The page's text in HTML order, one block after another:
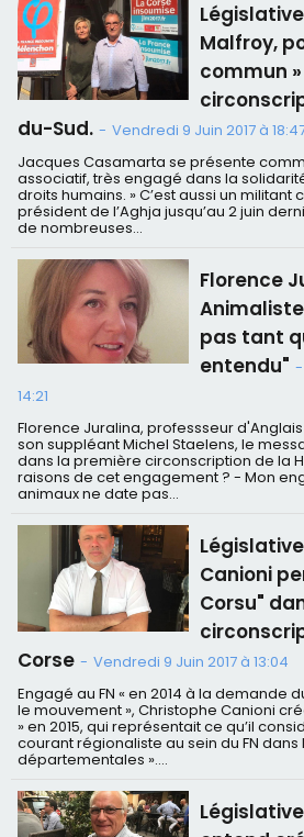
Malfroy,
commun
du-Sud. - Vendredi 9 Juin 2017 à
Jacques Casamarta se présente
associatif, très engagé dans la
droits humains. » C’est aussi un militant
président de l’Aghja jusqu’au 2 juin
de nombreuses...
Florence
pas tant
entendu" -
14:21
Florence Juralina, professseur
son suppléant Michel Staelens, le
dans la première circonscription de la
raisons de cet engagement ? - Mon
animaux ne date pas...
Canioni
Corsu"
Corse - Vendredi 9 Juin 2017 à 13:04
Engagé au FN « en 2014 à la demande
le mouvement », Christophe Canioni
» en 2015, qui représentait ce qu’il
courant régionaliste au sein du FN
départementales »....